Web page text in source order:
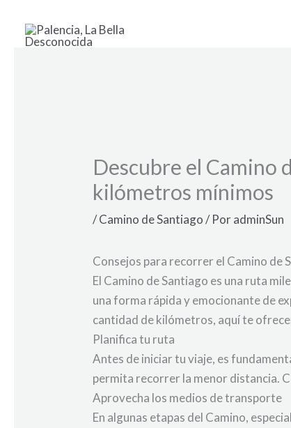
contenido
Descubre el Camino
kilómetros mínimos
/Camino de Santiago/ PoradminSun
Consejos para recorrer el Camino de
El Camino de Santiago es una ruta
una forma rápida y emocionante de
cantidad de kilómetros, aquí te
Planifica tu ruta
Antes de iniciar tu viaje, es
permita recorrer la menor distancia.
Aprovecha los medios de transporte
En algunas etapas del Camino,